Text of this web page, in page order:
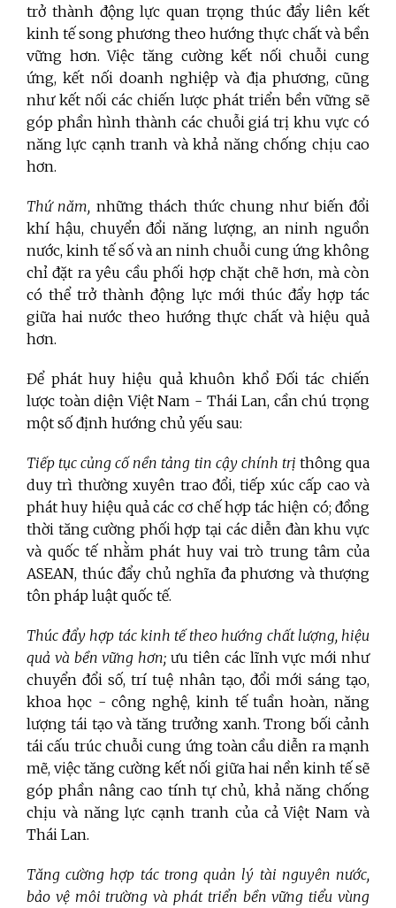
trở thành động lực quan trọng thúc đẩy liên kết
kinh tế song phương theo hướng thực chất và bền
vững hơn. Việc tăng cường kết nối chuỗi cung
ứng, kết nối doanh nghiệp và địa phương, cũng
như kết nối các chiến lược phát triển bền vững sẽ
góp phần hình thành các chuỗi giá trị khu vực có
năng lực cạnh tranh và khả năng chống chịu cao
hơn.
Thứ năm, những thách thức chung như biến đổi
khí hậu, chuyển đổi năng lượng, an ninh nguồn
nước, kinh tế số và an ninh chuỗi cung ứng không
chỉ đặt ra yêu cầu phối hợp chặt chẽ hơn, mà còn
có thể trở thành động lực mới thúc đẩy hợp tác
giữa hai nước theo hướng thực chất và hiệu quả
hơn.
Để phát huy hiệu quả khuôn khổ Đối tác chiến
lược toàn diện Việt Nam - Thái Lan, cần chú trọng
một số định hướng chủ yếu sau:
Tiếp tục củng cố nền tảng tin cậy chính trị thông qua
duy trì thường xuyên trao đổi, tiếp xúc cấp cao và
phát huy hiệu quả các cơ chế hợp tác hiện có; đồng
thời tăng cường phối hợp tại các diễn đàn khu vực
và quốc tế nhằm phát huy vai trò trung tâm của
ASEAN, thúc đẩy chủ nghĩa đa phương và thượng
tôn pháp luật quốc tế.
Thúc đẩy hợp tác kinh tế theo hướng chất lượng, hiệu
quả và bền vững hơn; ưu tiên các lĩnh vực mới như
chuyển đổi số, trí tuệ nhân tạo, đổi mới sáng tạo,
khoa học - công nghệ, kinh tế tuần hoàn, năng
lượng tái tạo và tăng trưởng xanh. Trong bối cảnh
tái cấu trúc chuỗi cung ứng toàn cầu diễn ra mạnh
mẽ, việc tăng cường kết nối giữa hai nền kinh tế sẽ
góp phần nâng cao tính tự chủ, khả năng chống
chịu và năng lực cạnh tranh của cả Việt Nam và
Thái Lan.
Tăng cường hợp tác trong quản lý tài nguyên nước,
bảo vệ môi trường và phát triển bền vững tiểu vùng